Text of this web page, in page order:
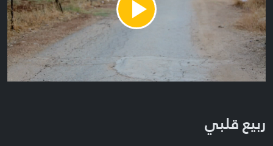
Play
Video
ربيع قلبي